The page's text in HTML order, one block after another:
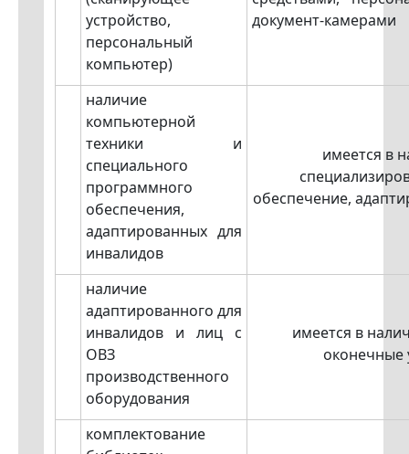
устройство,
персональный
компьютер)
документ-камерами
наличие
компьютерной
техники и
специального
программного
обеспечения,
адаптированных для
инвалидов
имеется в
обеспечение,
наличие
адаптированного для
инвалидов и лиц с
ОВЗ
производственного
оборудования
имеется в
оконечные
комплектование